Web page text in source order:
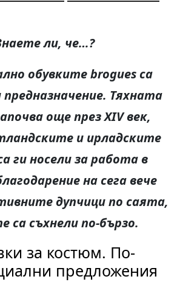
ли, че…?
обувкитеbroguesса
предназначение. Тяхната
още презXIVвек,
и ирладските
ги носели за работа в
на сега вече
дупчици по саята,
са съхнели по-бързо.
за костюм. По-
предложения